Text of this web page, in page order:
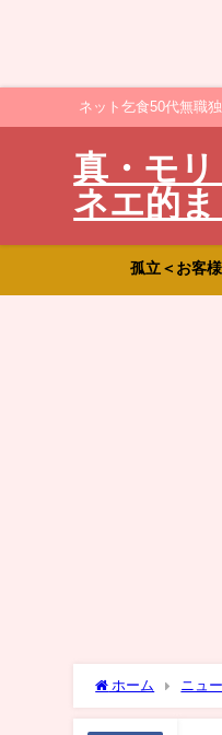
ネット乞食50代無職
真・モ
ネエ的
孤立＜お客
ホーム ニュ